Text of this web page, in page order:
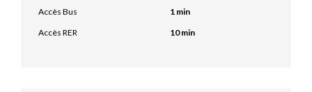
Accès Bus
1 min
Accès RER
10 min